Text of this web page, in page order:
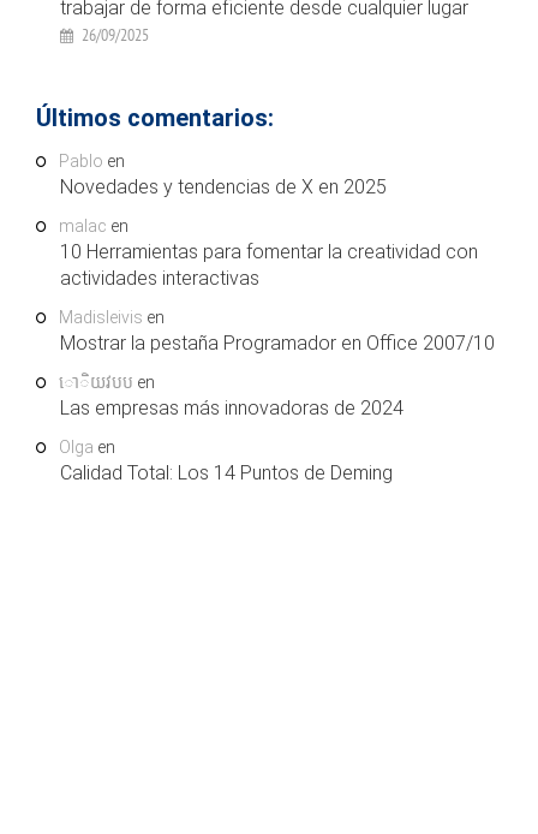
trabajar de forma eficiente desde cualquier lugar
26/09/2025
Últimos comentarios:
Pablo en
Novedades y tendencias de X en 2025
malac en
10 Herramientas para fomentar la creatividad con
actividades interactivas
Madisleivis en
Mostrar la pestaña Programador en Office 2007/10
ោិយវបប en
Las empresas más innovadoras de 2024
Olga en
Calidad Total: Los 14 Puntos de Deming